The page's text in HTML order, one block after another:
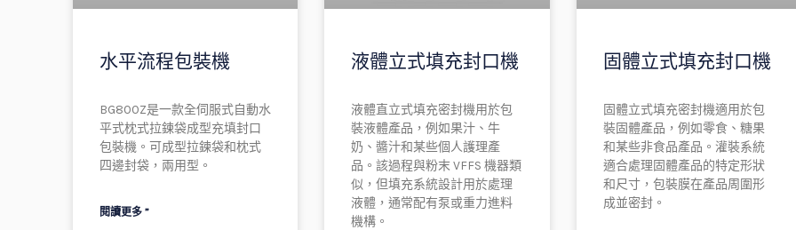
水平流程包裝機
BG800Z是一款全伺服式自動水
平式枕式拉鍊袋成型充填封口
包裝機。可成型拉鍊袋和枕式
四邊封袋，兩用型。
閱讀更多 ”
液體立式填充封口機
液體直立式填充密封機用於包
裝液體產品，例如果汁、牛
奶、醬汁和某些個人護理產
品。該過程與粉末 VFFS 機器類
似，但填充系統設計用於處理
液體，通常配有泵或重力進料
機構。
固體立式填充封口機
固體立式填充密封機適用於包
裝固體產品，例如零食、糖果
和某些非食品產品。灌裝系統
適合處理固體產品的特定形狀
和尺寸，包裝膜在產品周圍形
成並密封。